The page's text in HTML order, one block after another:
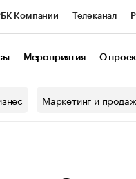
Компании Телеканал
Мероприятия О
Маркетинг и